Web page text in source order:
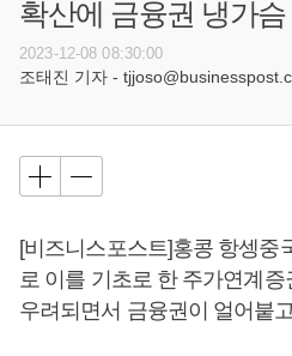
확산에 금융권 냉가슴
2023-12-08 08:30:00
조태진 기자 -
[비즈니스포스트]홍콩 항셍중
로 이를 기초로 한 주가연계증
우려되면서 금융권이 얼어붙